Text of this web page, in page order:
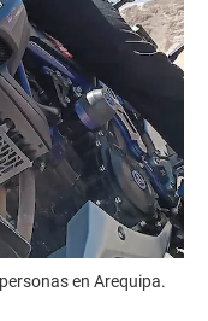
en Arequipa.